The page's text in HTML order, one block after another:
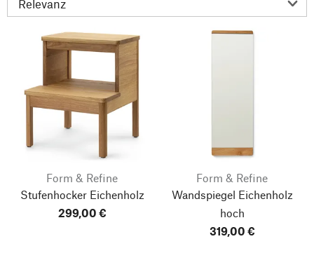
Form & Refine
Stufenhocker Eichenholz
299,00 €
Form & Refine
Wandspiegel Eichenholz
hoch
319,00 €